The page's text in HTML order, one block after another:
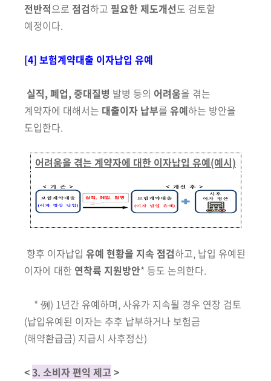
전반적으로 점검하고 필요한 제도개선도 검토할
예정이다.
[4] 보험계약대출 이자납입 유예
실직, 폐업, 중대질병 발병 등의 어려움을 겪는
계약자에 대해서는 대출이자 납부를 유예하는 방안을
도입한다.
어려움을 겪는 계약자에 대한 이자납입 유예(예시)
향후 이자납입 유예 현황을 지속 점검하고, 납입 유예된
이자에 대한 연착륙 지원방안* 등도 논의한다.
* 例) 1년간 유예하며, 사유가 지속될 경우 연장 검토
(납입유예된 이자는 추후 납부하거나 보험금
(해약환급금) 지급시 사후정산)
<3. 소비자 편익 제고 >